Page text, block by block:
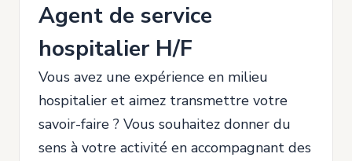
Agent de service
hospitalier H/F
Vous avez une expérience en milieu
hospitalier et aimez transmettre votre
savoir-faire ? Vous souhaitez donner du
sens à votre activité en accompagnant des